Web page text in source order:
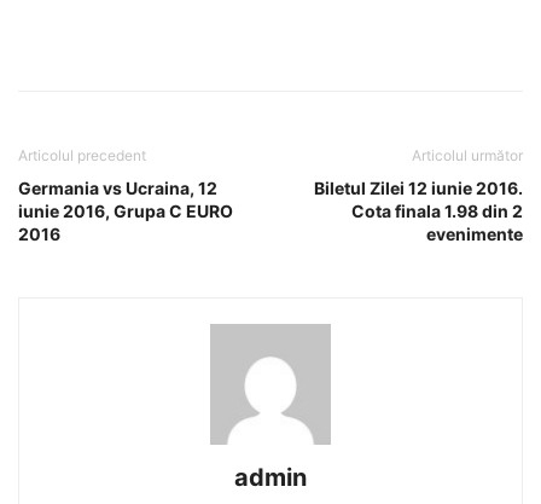
Articolul precedent
Germania vs Ucraina, 12
iunie 2016, Grupa C EURO
2016
Articolul următor
Biletul Zilei 12 iunie 2016.
Cota finala 1.98 din 2
evenimente
admin